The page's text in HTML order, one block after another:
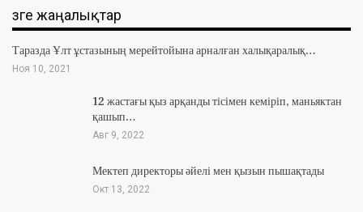
Өзге жаңалықтар
Таразда Ұлт ұстазының мерейтойына арналған халықаралық…
Ноя 10, 2021
12 жастағы қыз арқанды тісімен кеміріп, маньяктан
қашып…
Авг 9, 2022
Мектеп директоры әйелі мен қызын пышақтады
Окт 13, 2022